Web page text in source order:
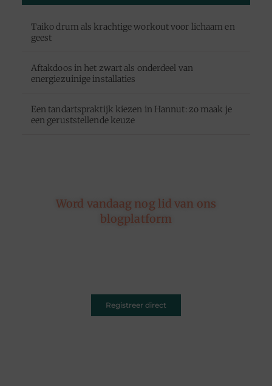
Taiko drum als krachtige workout voor lichaam en
geest
Aftakdoos in het zwart als onderdeel van
energiezuinige installaties
Een tandartspraktijk kiezen in Hannut: zo maak je
een geruststellende keuze
Word vandaag nog lid van ons
blogplatform
Registreer direct